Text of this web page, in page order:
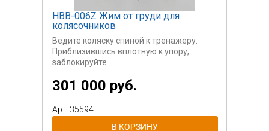
НВВ-006Z Жим от груди для
колясочников
Ведите коляску спиной к тренажеру.
Приблизившись вплотную к упору,
заблокируйте
ящика, сжав ручку, и переместите груз.
Отрегулируйте вес на свой уровень,
одинаковый с обеих сторон. Выполните
упражнение:
держась руками за рукоятки, толкайте
301 000 руб.
Арт: 35594